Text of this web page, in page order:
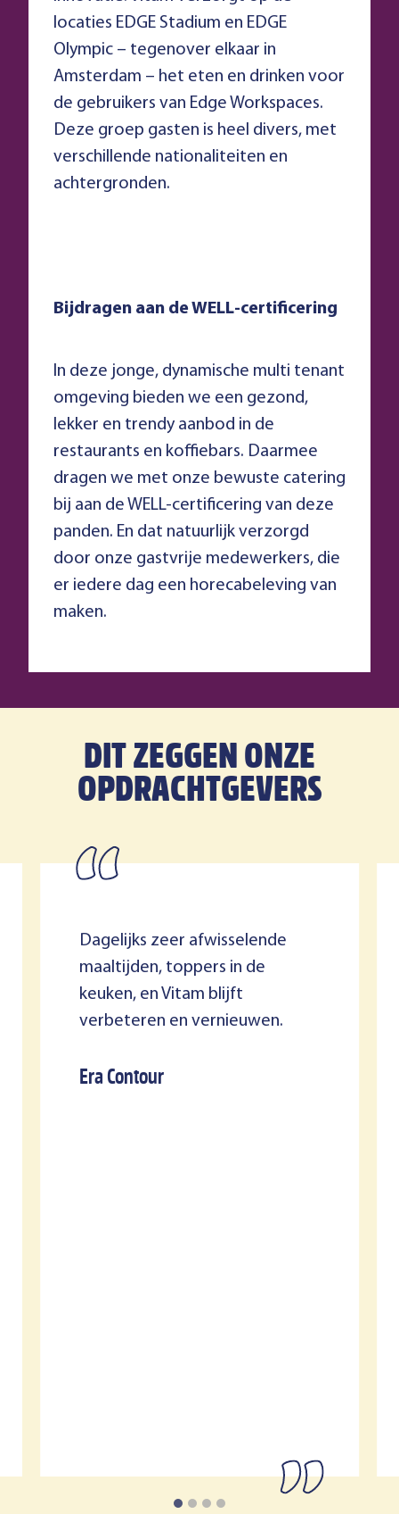
locaties EDGE Stadium en EDGE
Olympic – tegenover elkaar in
Amsterdam – het eten en drinken voor
de gebruikers van Edge Workspaces.
Deze groep gasten is heel divers, met
verschillende nationaliteiten en
achtergronden.
Bijdragen aan de WELL-certificering
In deze jonge, dynamische multi tenant
omgeving bieden we een gezond,
lekker en trendy aanbod in de
restaurants en koffiebars. Daarmee
dragen we met onze bewuste catering
bij aan de WELL-certificering van deze
panden. En dat natuurlijk verzorgd
door onze gastvrije medewerkers, die
er iedere dag een horecabeleving van
maken.
DIT ZEGGEN ONZE
OPDRACHTGEVERS
Dagelijks zeer afwisselende
maaltijden, toppers in de
keuken, en Vitam blijft
verbeteren en vernieuwen.
Era Contour